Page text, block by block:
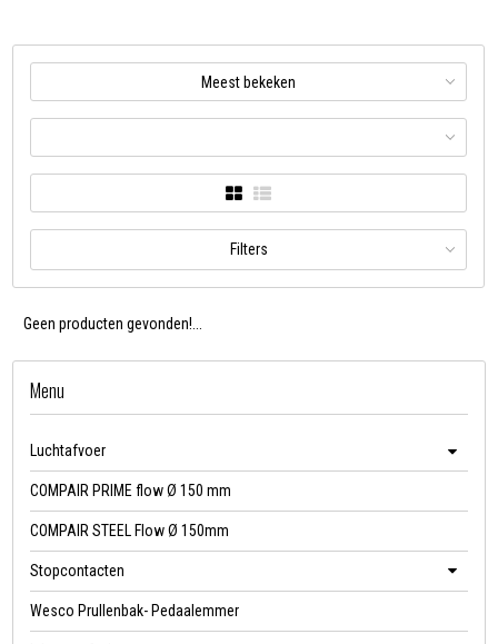
Meest bekeken
Filters
Geen producten gevonden!...
Menu
Luchtafvoer
COMPAIR PRIME flow Ø 150 mm
COMPAIR STEEL Flow Ø 150mm
Stopcontacten
Wesco Prullenbak- Pedaalemmer